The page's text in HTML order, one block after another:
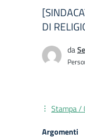
DI
da
Stampa /
Argomenti